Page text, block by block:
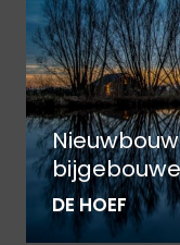
DE HOEF